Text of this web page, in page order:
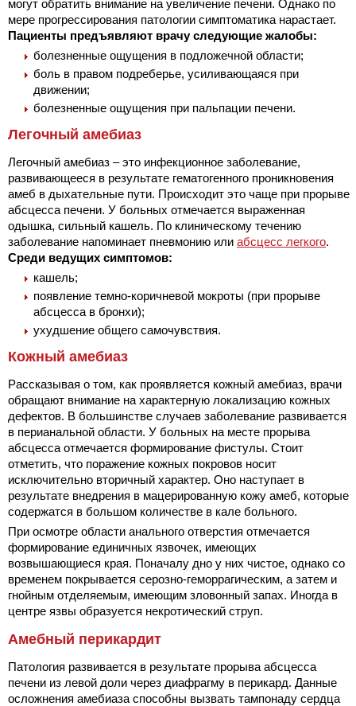
могут обратить внимание на увеличение печени. Однако по
мере прогрессирования патологии симптоматика нарастает.
Пациенты предъявляют врачу следующие жалобы:
болезненные ощущения в подложечной области;
боль в правом подреберье, усиливающаяся при
движении;
болезненные ощущения при пальпации печени.
Легочный амебиаз
Легочный амебиаз – это инфекционное заболевание,
развивающееся в результате гематогенного проникновения
амеб в дыхательные пути. Происходит это чаще при прорыве
абсцесса печени. У больных отмечается выраженная
одышка, сильный кашель. По клиническому течению
заболевание напоминает пневмонию или абсцесс легкого.
Среди ведущих симптомов:
кашель;
появление темно-коричневой мокроты (при прорыве
абсцесса в бронхи);
ухудшение общего самочувствия.
Кожный амебиаз
Рассказывая о том, как проявляется кожный амебиаз, врачи
обращают внимание на характерную локализацию кожных
дефектов. В большинстве случаев заболевание развивается
в перианальной области. У больных на месте прорыва
абсцесса отмечается формирование фистулы. Стоит
отметить, что поражение кожных покровов носит
исключительно вторичный характер. Оно наступает в
результате внедрения в мацерированную кожу амеб, которые
содержатся в большом количестве в кале больного.
При осмотре области анального отверстия отмечается
формирование единичных язвочек, имеющих
возвышающиеся края. Поначалу дно у них чистое, однако со
временем покрывается серозно-геморрагическим, а затем и
гнойным отделяемым, имеющим зловонный запах. Иногда в
центре язвы образуется некротический струп.
Амебный перикардит
Патология развивается в результате прорыва абсцесса
печени из левой доли через диафрагму в перикард. Данные
осложнения амебиаза способны вызвать тампонаду сердца